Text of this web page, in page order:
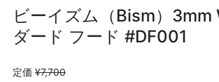
ビーイズム（Bism）3mm
ダード フード #DF001
定価 ¥7,700